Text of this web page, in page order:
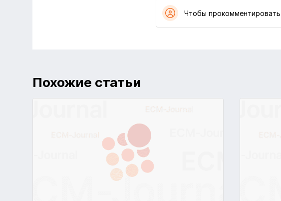
Чтобы прокомментировать,
Похожие статьи